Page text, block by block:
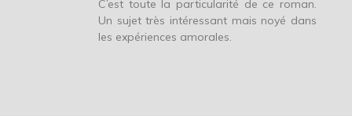
C’est toute la particularité de ce roman.
Un sujet très intéressant mais noyé dans
les expériences amorales.